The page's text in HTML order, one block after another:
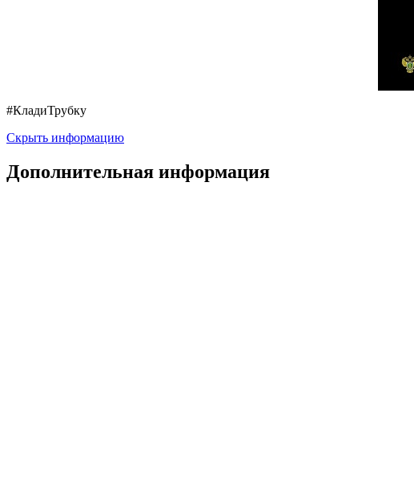
#КладиТрубку
Скрыть информацию
Дополнительная информация